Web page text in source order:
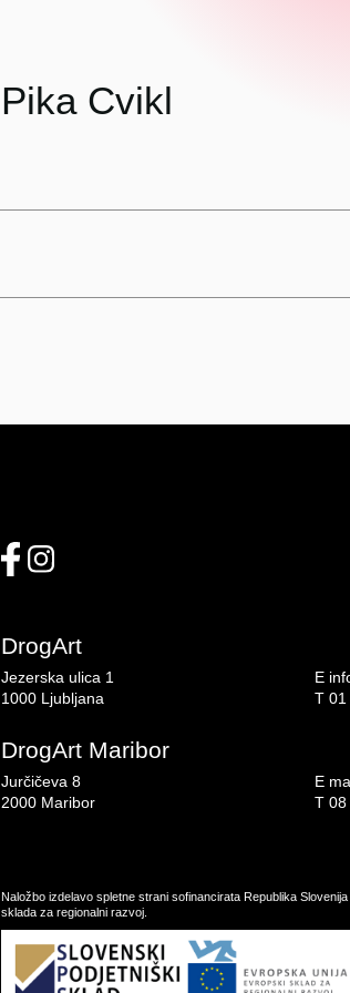
Pika Cvikl
DrogArt
Jezerska ulica 1
1000 Ljubljana
E
T 01
DrogArt Maribor
Jurčičeva 8
2000 Maribor
E
T 08
Naložbo izdelavo spletne strani sofinancirata Republika
sklada za regionalni razvoj.